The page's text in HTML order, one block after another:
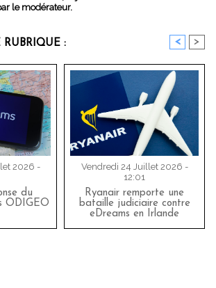
le modérateur.
: < >
2026 -
du
ODIGEO
Vendredi 24 Juillet 2026 -
12:01
Ryanair remporte une
bataille judiciaire contre
eDreams en Irlande